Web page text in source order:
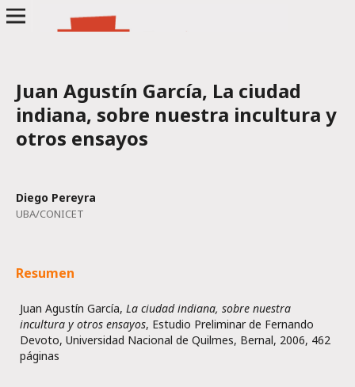
Juan Agustín García, La ciudad
indiana, sobre nuestra incultura y
otros ensayos
Diego Pereyra
UBA/CONICET
Resumen
Juan Agustín García, La ciudad indiana, sobre nuestra
incultura y otros ensayos, Estudio Preliminar de Fernando
Devoto, Universidad Nacional de Quilmes, Bernal, 2006, 462
páginas